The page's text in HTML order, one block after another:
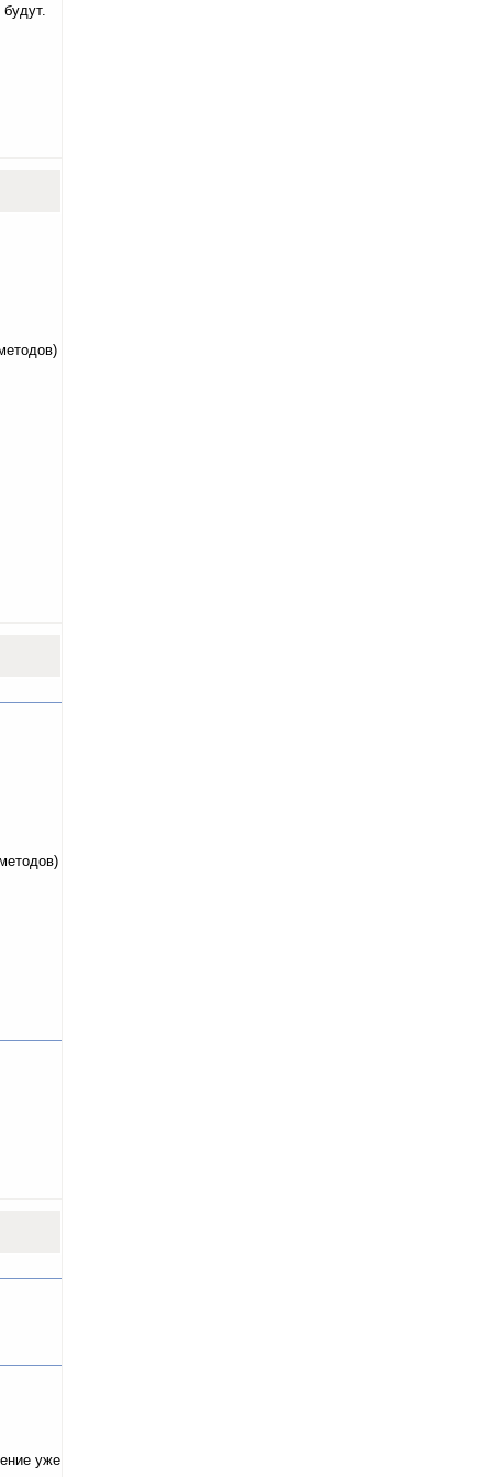
уже